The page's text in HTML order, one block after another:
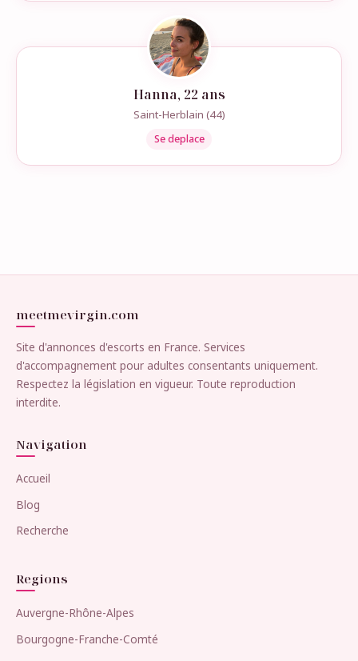
Hanna, 22 ans
Saint-Herblain (44)
Se deplace
meetmevirgin.com
Site d'annonces d'escorts en France. Services
d'accompagnement pour adultes consentants uniquement.
Respectez la législation en vigueur. Toute reproduction
interdite.
Navigation
Accueil
Blog
Recherche
Regions
Auvergne-Rhône-Alpes
Bourgogne-Franche-Comté